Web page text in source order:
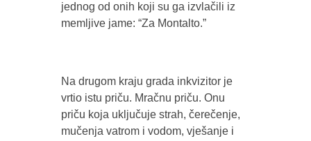
jednog od onih koji su ga izvlačili iz
memljive jame: “Za Montalto.”
Na drugom kraju grada inkvizitor je
vrtio istu priču. Mračnu priču. Onu
priču koja uključuje strah, čerečenje,
mučenja vatrom i vodom, vješanje i